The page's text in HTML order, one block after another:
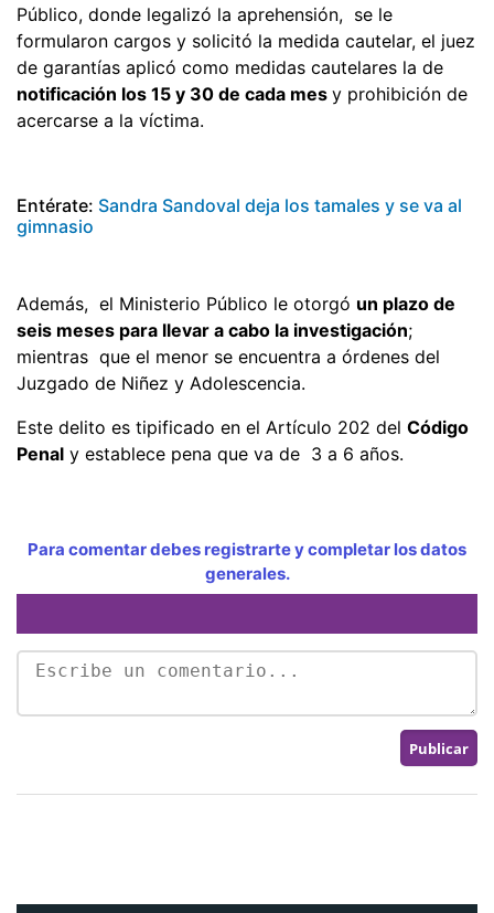
Público, donde legalizó la aprehensión, se le
formularon cargos y solicitó la medida cautelar, el juez
de garantías aplicó como medidas cautelares la de
notificación los 15 y 30 de cada mes y prohibición de
acercarse a la víctima.
Entérate: Sandra Sandoval deja los tamales y se va al
gimnasio
Además, el Ministerio Público le otorgó un plazo de
seis meses para llevar a cabo la investigación;
mientras que el menor se encuentra a órdenes del
Juzgado de Niñez y Adolescencia.
Este delito es tipificado en el Artículo 202 del Código
Penal y establece pena que va de 3 a 6 años.
Para comentar debes registrarte y completar los datos
generales.